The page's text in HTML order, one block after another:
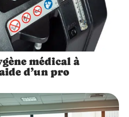
médical à
d’un pro